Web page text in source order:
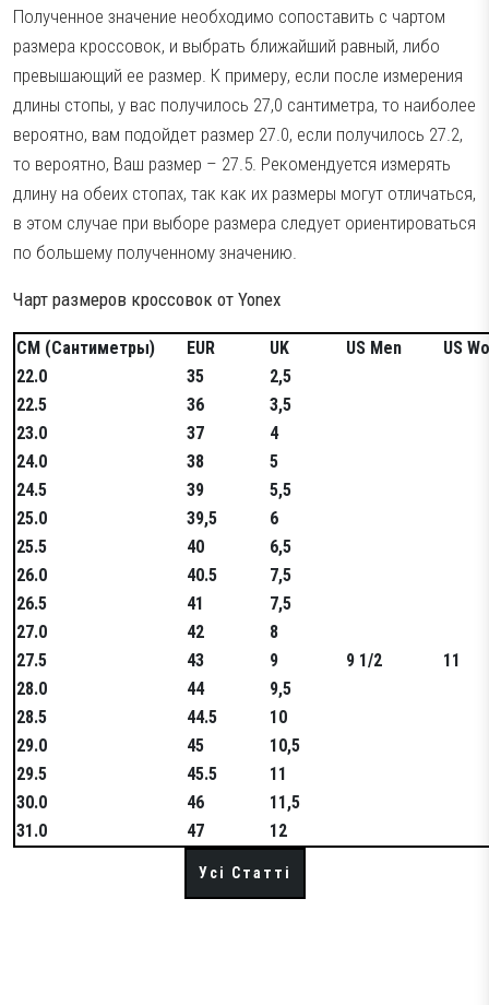
Полученное значение необходимо сопоставить с чартом
размера кроссовок, и выбрать ближайший равный, либо
превышающий ее размер. К примеру, если после измерения
длины стопы, у вас получилось 27,0 сантиметра, то наиболее
вероятно, вам подойдет размер 27.0, если получилось 27.2,
то вероятно, Ваш размер – 27.5. Рекомендуется измерять
длину на обеих стопах, так как их размеры могут отличаться,
в этом случае при выборе размера следует ориентироваться
по большему полученному значению.
Чарт размеров кроссовок от Yonex
СМ (Сантиметры) EUR UK US Men
US
22.0
35
2,5
22.5
36
3,5
23.0
37
4
24.0
38
5
24.5
39
5,5
25.0
39,5
6
25.5
40
6,5
26.0
40.5
7,5
26.5
41
7,5
27.0
42
8
27.5
43 9 9 1/2
11
28.0
44
9,5
28.5
44.5
10
29.0
45
10,5
29.5
45.5
11
30.0
46
11,5
31.0
47 12
Усі Статті